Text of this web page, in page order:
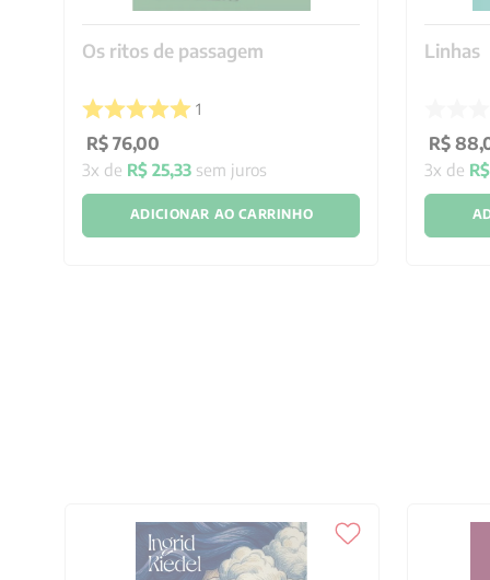
Os ritos de passagem
1
R$ 76,00
3x de R$ 25,33 sem juros
ADICIONAR AO CARRINHO
Linhas
R$ 88,
3x de R$